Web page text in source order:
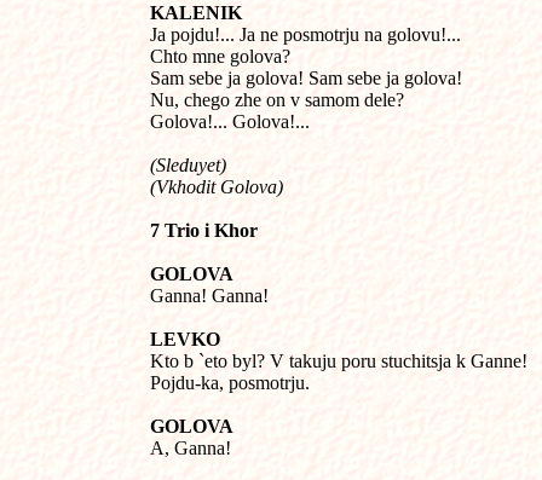
KALENIK
Ja pojdu!... Ja ne posmotrju na golovu!...
Chto mne golova?
Sam sebe ja golova! Sam sebe ja golova!
Nu, chego zhe on v samom dele?
Golova!... Golova!...
(Sleduyet)
(Vkhodit Golova)
7 Trio i Khor
GOLOVA
Ganna! Ganna!
LEVKO
Kto b `eto byl? V takuju poru stuchitsja k Ganne!
Pojdu-ka, posmotrju.
GOLOVA
A, Ganna!